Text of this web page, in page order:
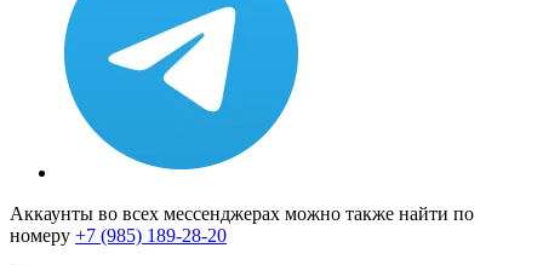
Аккаунты во всех мессенджерах можно также найти по
номеру +7 (985) 189-28-20